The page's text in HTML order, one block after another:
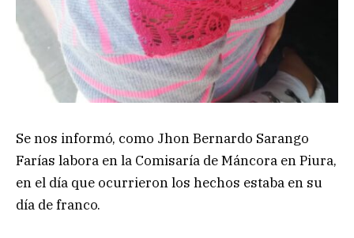
Se nos informó, como Jhon Bernardo Sarango
Farías labora en la Comisaría de Máncora en Piura,
en el día que ocurrieron los hechos estaba en su
día de franco.